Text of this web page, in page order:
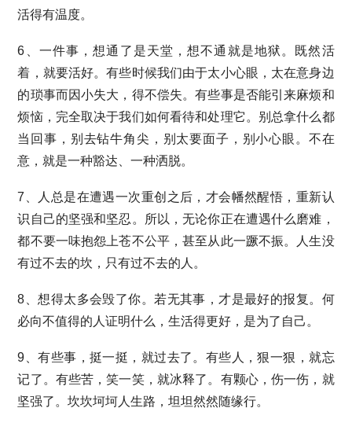
活得有温度。
6、一件事，想通了是天堂，想不通就是地狱。既然活
着，就要活好。有些时候我们由于太小心眼，太在意身边
的琐事而因小失大，得不偿失。有些事是否能引来麻烦和
烦恼，完全取决于我们如何看待和处理它。别总拿什么都
当回事，别去钻牛角尖，别太要面子，别小心眼。不在
意，就是一种豁达、一种洒脱。
7、人总是在遭遇一次重创之后，才会幡然醒悟，重新认
识自己的坚强和坚忍。所以，无论你正在遭遇什么磨难，
都不要一味抱怨上苍不公平，甚至从此一蹶不振。人生没
有过不去的坎，只有过不去的人。
8、想得太多会毁了你。若无其事，才是最好的报复。何
必向不值得的人证明什么，生活得更好，是为了自己。
9、有些事，挺一挺，就过去了。有些人，狠一狠，就忘
记了。有些苦，笑一笑，就冰释了。有颗心，伤一伤，就
坚强了。坎坎坷坷人生路，坦坦然然随缘行。